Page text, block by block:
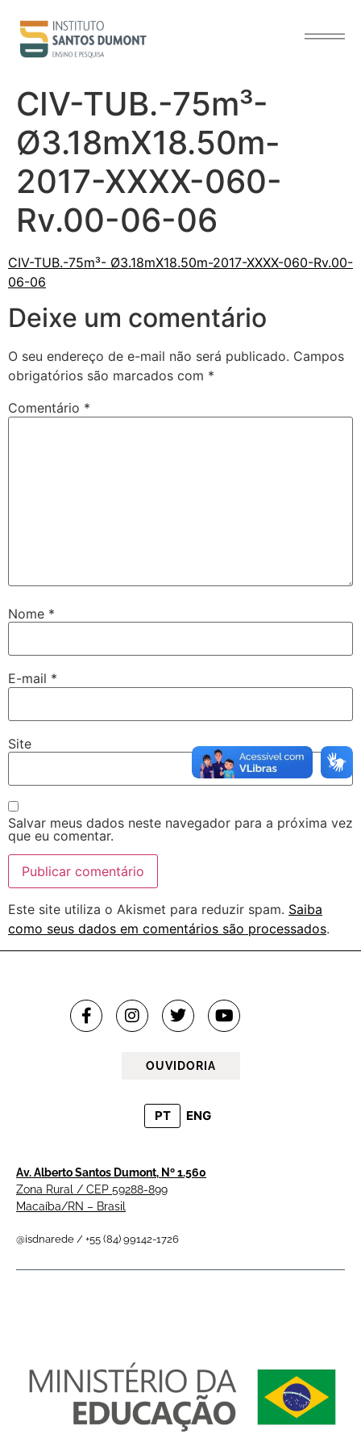
conteúdo
CIV-TUB.-75m³-
Ø3.18mX18.50m-
2017-XXXX-060-
Rv.00-06-06
CIV-TUB.-75m³- Ø3.18mX18.50m-2017-XXXX-060-Rv.00-
06-06
Deixe um comentário
O seu endereço de e-mail não será publicado. Campos
obrigatórios são marcados com *
Comentário *
Nome *
E-mail *
Site
Salvar meus dados neste navegador para a próxima vez
que eu comentar.
Este site utiliza o Akismet para reduzir spam. Saiba
como seus dados em comentários são processados.
OUVIDORIA
PT ENG
Av. Alberto Santos Dumont, Nº 1.560
Zona Rural / CEP 59288-899
Macaíba/RN – Brasil
@isdnarede / +55 (84) 99142-1726